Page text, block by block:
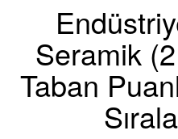
Seramik (2
Taban